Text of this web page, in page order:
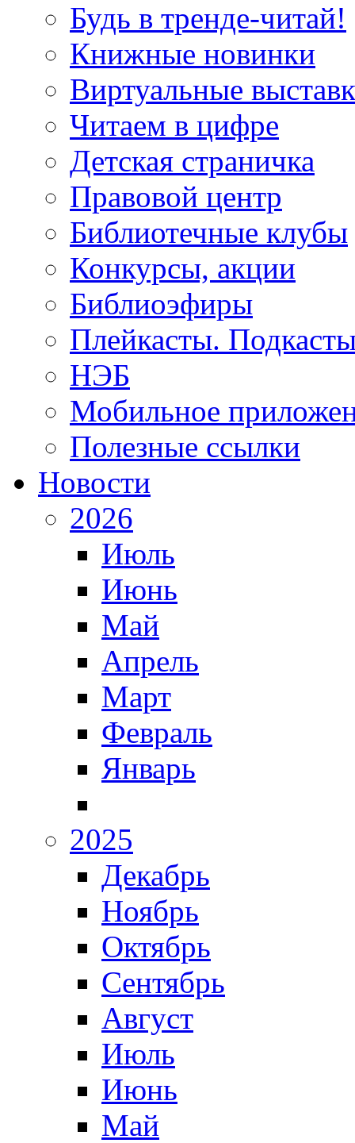
Будь в тренде-читай!
Книжные новинки
Виртуальные
Читаем в цифре
Детская страничка
Правовой центр
Библиотечные клубы
Конкурсы, акции
Библиоэфиры
Плейкасты.
НЭБ
Мобильное
Полезные ссылки
Новости
2026
Июль
Июнь
Май
Апрель
Март
Февраль
Январь
2025
Декабрь
Ноябрь
Октябрь
Сентябрь
Август
Июль
Июнь
Май